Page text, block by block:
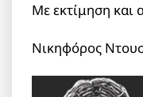
Με εκτίμηση και
Νικηφόρος